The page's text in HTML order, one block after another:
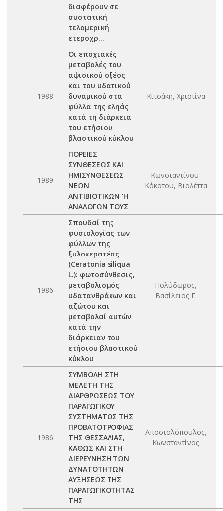
διαφέρουν σε
συστατική
τελομερική
ετεροχρ...
1988
Οι εποχιακές
μεταβολές του
αψισικού οξέος
και του υδατικού
δυναμικού στα
φύλλα της εληάς
κατά τη διάρκεια
του ετήσιου
βλαστικού κύκλου
Κιτσάκη, Χριστίνα
1989
ΠΟΡΕΙΕΣ
ΣΥΝΘΕΣΕΩΣ ΚΑΙ
ΗΜΙΣΥΝΘΕΣΕΩΣ
ΝΕΩΝ
ΑΝΤΙΒΙΟΤΙΚΩΝ 'Η
ΑΝΑΛΟΓΩΝ ΤΟΥΣ
Κωνσταντίνου-
Κόκοτου, Βιολέττα
1986
Σπουδαί της
φυσιολογίας των
φύλλων της
ξυλοκερατέας
(Ceratonia siliqua
L.): φωτοσύνθεσις,
μεταβολισμός
υδατανθράκων και
αζώτου και
μεταβολαί αυτών
κατά την
διάρκειαν του
ετήσιου βλαστικού
κύκλου
Πολύδωρος,
Βασίλειος Γ.
1986
ΣΥΜΒΟΛΗ ΣΤΗ
ΜΕΛΕΤΗ ΤΗΣ
ΔΙΑΡΘΡΩΣΕΩΣ ΤΟΥ
ΠΑΡΑΓΩΓΙΚΟΥ
ΣΥΣΤΗΜΑΤΟΣ ΤΗΣ
ΠΡΟΒΑΤΟΤΡΟΦΙΑΣ
ΤΗΣ ΘΕΣΣΑΛΙΑΣ,
ΚΑΘΩΣ ΚΑΙ ΣΤΗ
ΔΙΕΡΕΥΝΗΣΗ ΤΩΝ
ΔΥΝΑΤΟΤΗΤΩΝ
ΑΥΞΗΣΕΩΣ ΤΗΣ
ΠΑΡΑΓΩΓΙΚΟΤΗΤΑΣ
ΤΗΣ
Αποστολόπουλος,
Κωνσταντίνος